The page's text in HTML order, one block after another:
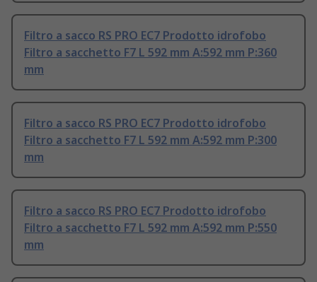
Filtro a sacco RS PRO EC7 Prodotto idrofobo
Filtro a sacchetto F7 L 592 mm A:592 mm P:360
mm
Filtro a sacco RS PRO EC7 Prodotto idrofobo
Filtro a sacchetto F7 L 592 mm A:592 mm P:300
mm
Filtro a sacco RS PRO EC7 Prodotto idrofobo
Filtro a sacchetto F7 L 592 mm A:592 mm P:550
mm